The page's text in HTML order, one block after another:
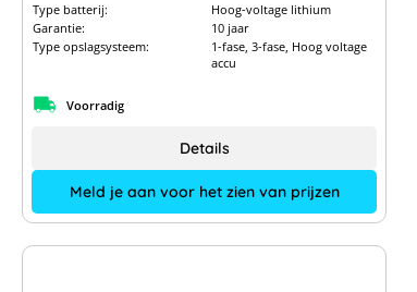
Type batterij:
Hoog-voltage lithium
Garantie:
10 jaar
Type opslagsysteem:
1-fase, 3-fase, Hoog voltage
accu
Voorradig
Meld je aan voor het zien van prijzen
Details